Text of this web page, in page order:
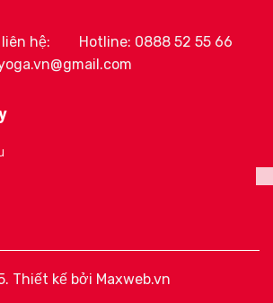
hệ:
Hotline: 0888 52 55 66
Thiết kế bởi Maxweb.vn